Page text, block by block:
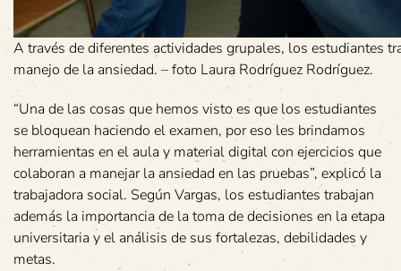
A través de diferentes actividades grupales, los estudiantes
manejo de la ansiedad. – foto Laura Rodríguez Rodríguez.
“Una de las cosas que hemos visto es que los estudiantes
se bloquean haciendo el examen, por eso les brindamos
herramientas en el aula y material digital con ejercicios que
colaboran a manejar la ansiedad en las pruebas”, explicó la
trabajadora social. Según Vargas, los estudiantes trabajan
además la importancia de la toma de decisiones en la etapa
universitaria y el análisis de sus fortalezas, debilidades y
metas.